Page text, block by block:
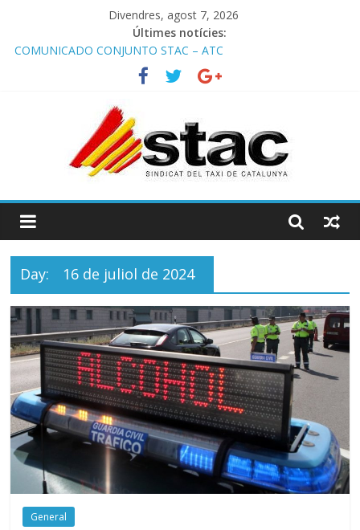
Divendres, agost 7, 2026
Últimes notícies:
COMUNICADO CONJUNTO STAC – ATC
Comunicado STAC/ ATC de la reunión con los Mossos d
‘Esquadra del aeropuerto de Barcelona.
Programa de Radio TAXI LIBRE 29.07.2026 en COOLTURA FM.
STAC/ATC SOLICITAN TAULA TÈCNICA PARA MEJORAR LA
OPERATIVA DE ENTRADA EN EL PUERTO DE BARCELONA.
Programa de Radio TAXI LIBRE 22.07.2026 en COOLTURA FM.
Day: 16 de juliol de 2024
General